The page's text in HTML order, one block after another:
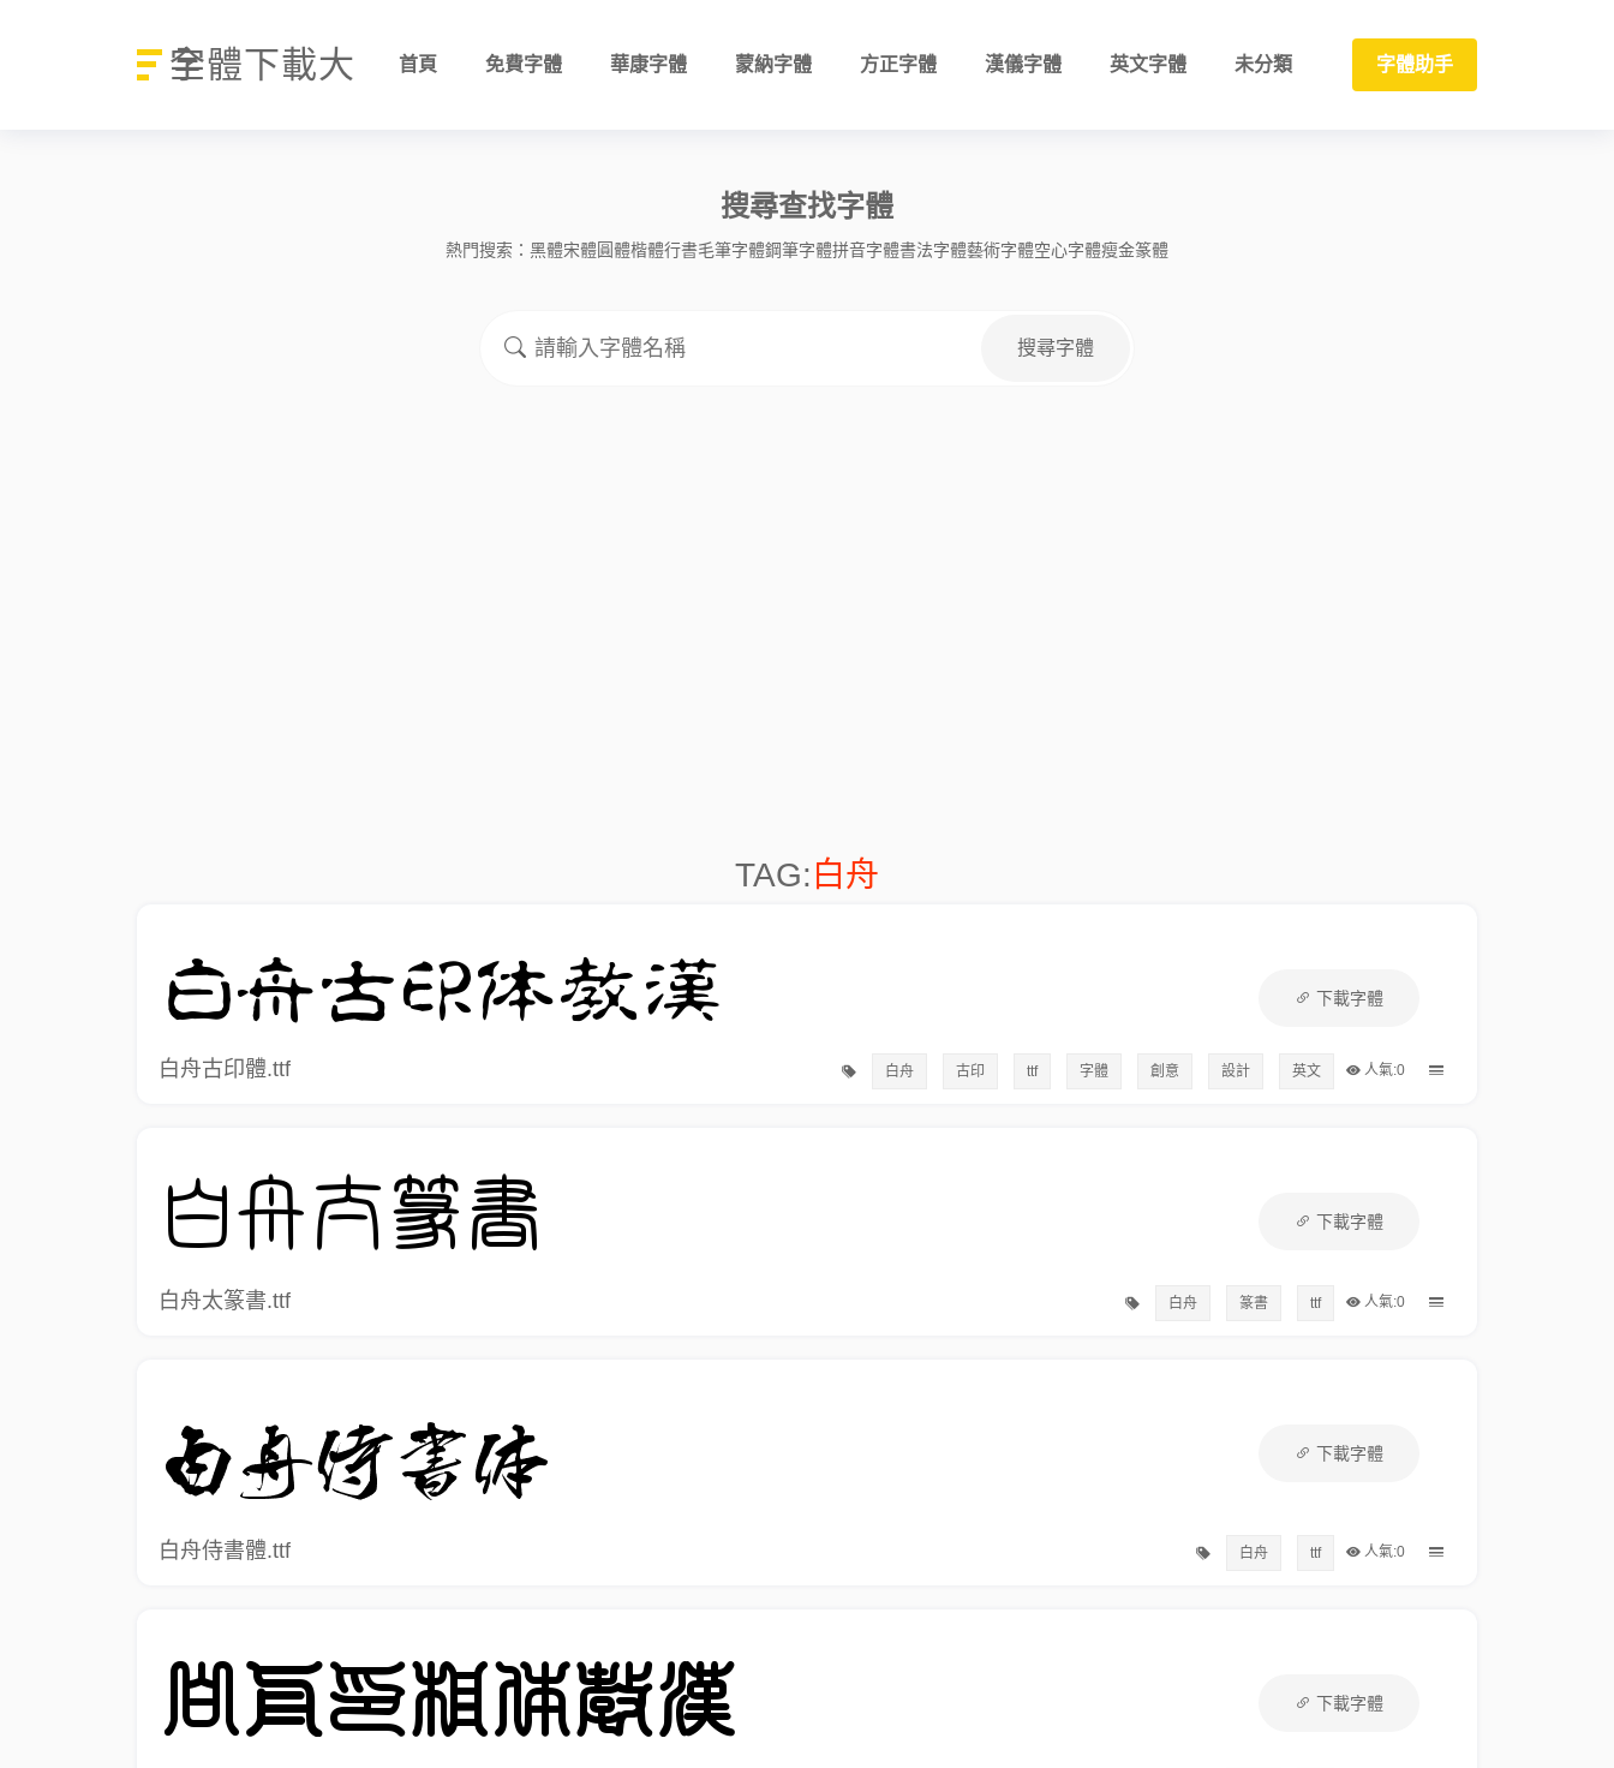
字體下載大全 首頁 免費字體 華康字體 蒙納字體 方正字體 漢儀字體 英文字體 未分類 字體助手
搜尋查找字體
熱門搜索： 黑體宋體圓體楷體行書毛筆字體鋼筆字體拼音字體書法字體藝術字體空心字體瘦金篆體
TAG:白舟
下載字體
白舟古印體.ttf 人氣:0
白舟 古印 ttf 字體 創意 設計 英文
下載字體
白舟太篆書.ttf 人氣:0
白舟 篆書 ttf
下載字體
白舟侍書體.ttf 人氣:0
白舟 ttf
下載字體